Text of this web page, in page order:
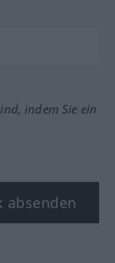
indem Sie ein
absenden